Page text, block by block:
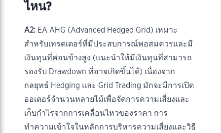
ไหน?
A2: EA AHG (Advanced Hedged Grid) เหมาะ
สำหรับเทรดเดอร์ที่มีประสบการณ์พอสมควรและมี
เงินทุนที่ค่อนข้างสูง (แนะนำให้มีเงินทุนที่สามารถ
รองรับ Drawdown ที่อาจเกิดขึ้นได้) เนื่องจาก
กลยุทธ์ Hedging และ Grid Trading มักจะมีการเปิด
ออเดอร์จำนวนหลายไม้เพื่อจัดการความเสี่ยงและ
เก็บกำไรจากการเคลื่อนไหวของราคา การ
ทำความเข้าใจในหลักการบริหารความเสี่ยงและวิธี